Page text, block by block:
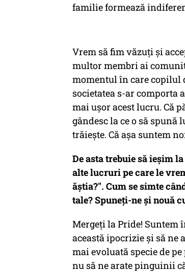
familie formează
Vrem să fim văzuți și
multor membri ai
momentul în care copilul
societatea s-ar comporta
mai ușor acest lucru. Că
gândesc la ce o să spună
trăiește. Că așa suntem
De asta trebuie să ieșim
alte lucruri pe care le
ăștia?". Cum se simte
tale? Spuneți-ne și nouă
Mergeți la Pride! Suntem
această ipocrizie și să ne
mai evoluată specie de
nu să ne arate pinguinii